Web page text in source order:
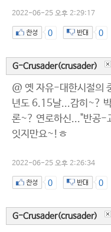
2022-06-25 오후 2:29:17
0 0
G-Crusader(crusader)
@ 옛 자유-대한시절의
년도 6.15날...감히~?
론~? 연로하신..."반공-
잇지만요~!ㅎ
2022-06-25 오후 2:26:34
0 0
G-Crusader(crusader)